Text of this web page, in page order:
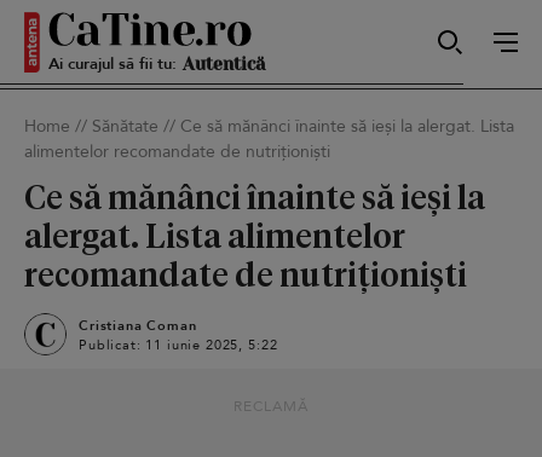
Ai curajul să fii tu: Sexy
Smart
Home // Sănătate // Ce să mănânci înainte să ieși la alergat. Lista
alimentelor recomandate de nutriționiști
Ce să mănânci înainte să ieși la
alergat. Lista alimentelor
recomandate de nutriționiști
Cristiana Coman
Publicat: 11 iunie 2025, 5:22
RECLAMĂ